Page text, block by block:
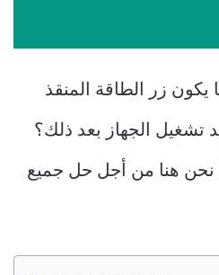
يكون زر الطاقة المنقذ
تشغيل الجهاز بعد ذلك؟
نحن هنا من أجل حل جميع